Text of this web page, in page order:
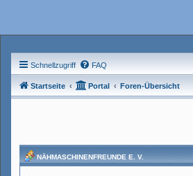
Schnellzugriff FAQ
Startseite Portal Foren-Übersicht
NÄHMASCHINENFREUNDE E. V.